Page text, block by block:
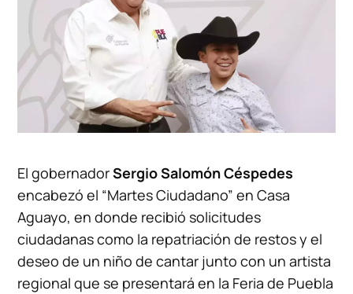
El gobernadorSergio Salomón Céspedes
encabezó el “Martes Ciudadano” en Casa
Aguayo, en donde recibió solicitudes
ciudadanas como la repatriación de restos y el
deseo de un niño de cantar junto con un artista
regional que se presentará en la Feria de Puebla